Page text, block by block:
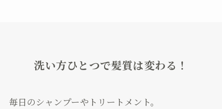
洗い方ひとつで髪質は変わる！
毎日のシャンプーやトリートメント。